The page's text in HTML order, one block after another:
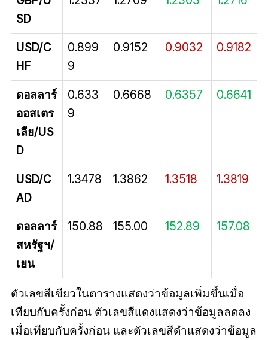
SD
USD/C
HF
0.899
9
0.9152 0.9032 0.9182
ดอลลาร์
ออสเตร
เลีย/US
D
0.633
9
0.6668 0.6357 0.6641
USD/C
AD
1.3478 1.3862 1.3518 1.3819
ดอลลาร์
สหรัฐฯ/
เยน
150.88 155.00 152.89 157.08
ตัวเลขสีเขียวในตารางแสดงว่าข้อมูลเพิ่มขึ้นเมื่อ
เทียบกับครั้งก่อน ตัวเลขสีแดงแสดงว่าข้อมูลลดลง
เมื่อเทียบกับครั้งก่อน และตัวเลขสีดำแสดงว่าข้อมูล